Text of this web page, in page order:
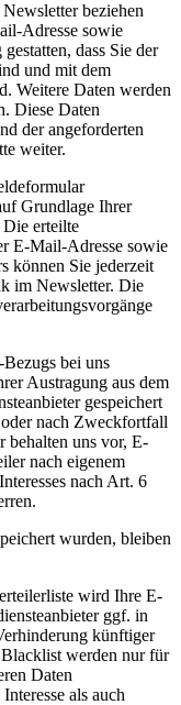
beziehen
Adresse sowie
dass Sie der
und mit dem
Weitere Daten werden
Diese Daten
der angeforderten
weiter.
Grundlage Ihrer
erteilte
E-Mail-Adresse sowie
können Sie jederzeit
im Newsletter. Die
bei uns
Austragung aus dem
gespeichert
nach Zweckfortfall
behalten uns vor, E-
nach eigenem
nach Art. 6
wurden, bleiben
wird Ihre E-
ggf. in
künftiger
werden nur für
Daten
als auch